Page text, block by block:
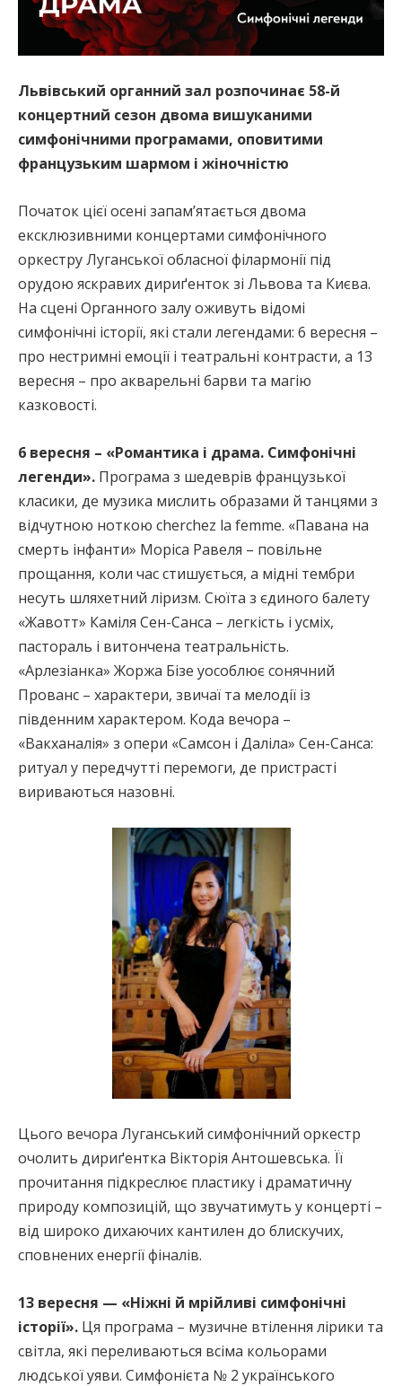
Львівський органний зал розпочинає 58-й
концертний сезон двома вишуканими
симфонічними програмами, оповитими
французьким шармом і жіночністю
Початок цієї осені запамʼятається двома
ексклюзивними концертами симфонічного
оркестру Луганської обласної філармонії під
орудою яскравих дириґенток зі Львова та Києва.
На сцені Органного залу оживуть відомі
симфонічні історії, які стали легендами: 6 вересня –
про нестримні емоції і театральні контрасти, а 13
вересня – про акварельні барви та магію
казковості.
6 вересня – «Романтика і драма. Симфонічні
легенди». Програма з шедеврів французької
класики, де музика мислить образами й танцями з
відчутною ноткою сherchez la femme. «Павана на
смерть інфанти» Моріса Равеля – повільне
прощання, коли час стишується, а мідні тембри
несуть шляхетний ліризм. Сюїта з єдиного балету
«Жавотт» Каміля Сен-Санса – легкість і усміх,
пастораль і витончена театральність.
«Арлезіанка» Жоржа Бізе уособлює сонячний
Прованс – характери, звичаї та мелодії із
південним характером. Кода вечора –
«Вакханалія» з опери «Самсон і Даліла» Сен-Санса:
ритуал у передчутті перемоги, де пристрасті
вириваються назовні.
Цього вечора Луганський симфонічний оркестр
очолить дириґентка Вікторія Антошевська. Її
прочитання підкреслює пластику і драматичну
природу композицій, що звучатимуть у концерті –
від широко дихаючих кантилен до блискучих,
сповнених енергії фіналів.
13 вересня — «Ніжні й мрійливі симфонічні
історії». Ця програма – музичне втілення лірики та
світла, які переливаються всіма кольорами
людської уяви. Симфонієта № 2 українського